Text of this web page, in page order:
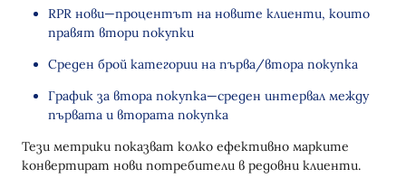
RPR нови—процентът на новите клиенти, които
правят втори покупки
Среден брой категории на първа/втора покупка
График за втора покупка—среден интервал между
първата и втората покупка
Тези метрики показват колко ефективно марките
конвертират нови потребители в редовни клиенти.